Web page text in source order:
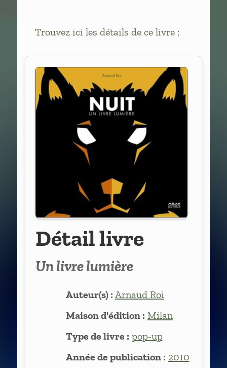
Trouvez ici les détails de ce livre ;
Détail livre
Un livre lumière
Auteur(s) : Arnaud Roi
Maison d'édition : Milan
Type de livre : pop-up
Année de publication : 2010